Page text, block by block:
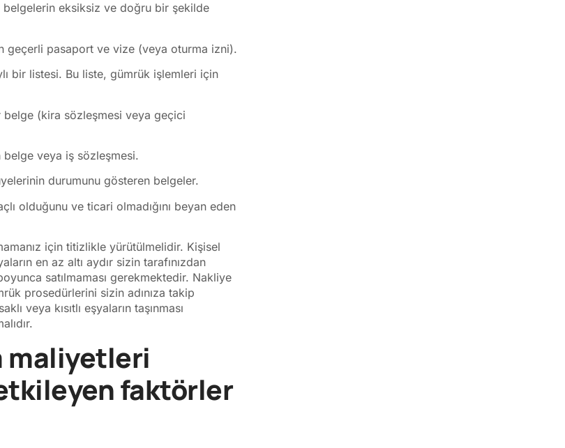
belgelerin eksiksiz ve doğru bir şekilde
geçerli pasaport ve vize (veya oturma izni).
bir listesi. Bu liste, gümrük işlemleri için
belge (kira sözleşmesi veya geçici
belge veya iş sözleşmesi.
durumunu gösteren belgeler.
olduğunu ve ticari olmadığını beyan eden
için titizlikle yürütülmelidir. Kişisel
en az altı aydır sizin tarafınızdan
satılmaması gerekmektedir. Nakliye
prosedürlerini sizin adınıza takip
veya kısıtlı eşyaların taşınması
maliyetleri
faktörler